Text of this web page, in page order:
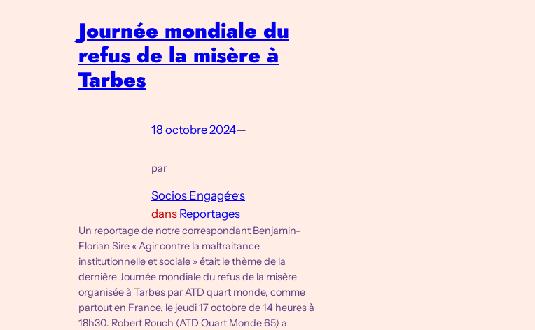
Journée mondiale du
refus de la misère à
Tarbes
18 octobre 2024—
par
Socios Engagé·e·s
dans Reportages
Un reportage de notre correspondant Benjamin-
Florian Sire « Agir contre la maltraitance
institutionnelle et sociale » était le thème de la
dernière Journée mondiale du refus de la misère
organisée à Tarbes par ATD quart monde, comme
partout en France, le jeudi 17 octobre de 14 heures à
18h30. Robert Rouch (ATD Quart Monde 65) a